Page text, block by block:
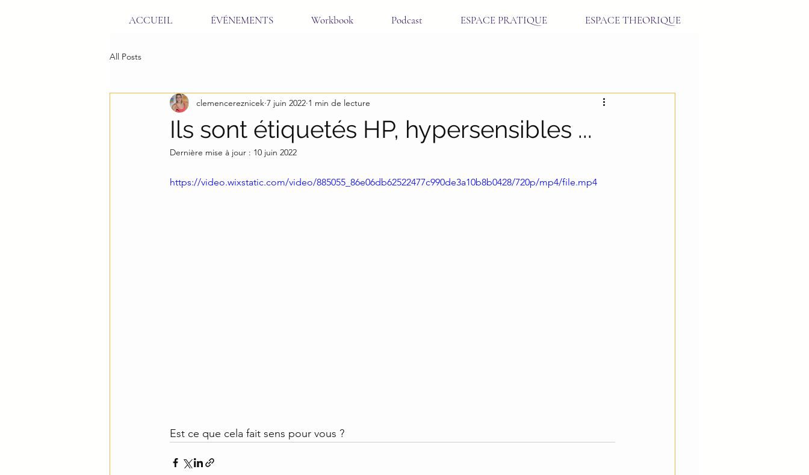
ACCUEIL ÉVÉNEMENTS Workbook Podcast ESPACE PRATIQUE ESPACE THEORIQUE
All Posts
Ils sont étiquetés HP, hypersensibles ...
clemencereznicek 7 juin 2022 1 min de lecture
Dernière mise à jour : 10 juin 2022
https://video.wixstatic.com/video/885055_86e06db62522477c990de3a10b8b0428/720p/mp4/file.mp4
Est ce que cela fait sens pour vous ?